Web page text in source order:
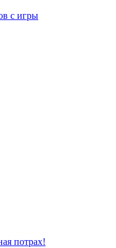
с игры
потрах!